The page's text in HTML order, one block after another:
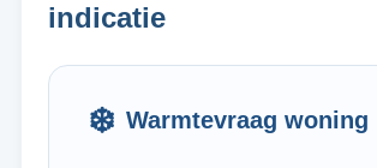
indicatie
❄️ Warmtevraag woning